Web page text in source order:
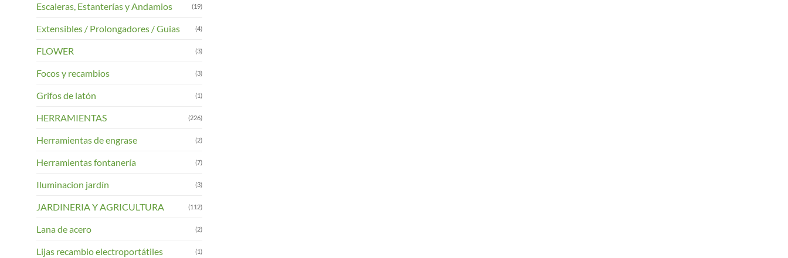
Escaleras, Estanterías y Andamios (19)
Extensibles / Prolongadores / Guias (4)
FLOWER (3)
Focos y recambios (3)
Grifos de latón (1)
HERRAMIENTAS (226)
Herramientas de engrase (2)
Herramientas fontanería (7)
Iluminacion jardín (3)
JARDINERIA Y AGRICULTURA (112)
Lana de acero (2)
Lijas recambio electroportátiles (1)